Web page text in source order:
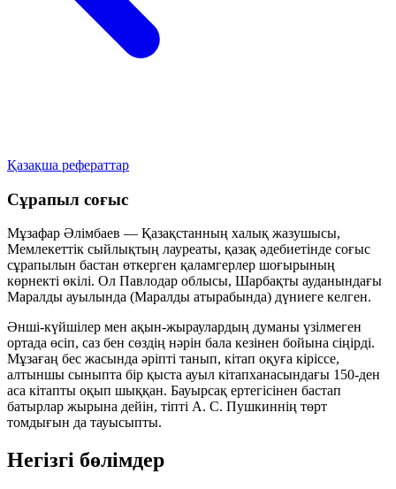
Қазақша рефераттар
Сұрапыл соғыс
Мұзафар Әлімбаев — Қазақстанның халық жазушысы,
Мемлекеттік сыйлықтың лауреаты, қазақ әдебиетінде соғыс
сұрапылын бастан өткерген қаламгерлер шоғырының
көрнекті өкілі. Ол Павлодар облысы, Шарбақты ауданындағы
Маралды ауылында (Маралды атырабында) дүниеге келген.
Әнші-күйшілер мен ақын-жыраулардың думаны үзілмеген
ортада өсіп, саз бен сөздің нәрін бала кезінен бойына сіңірді.
Мұзағаң бес жасында әріпті танып, кітап оқуға кіріссе,
алтыншы сыныпта бір қыста ауыл кітапханасындағы 150-ден
аса кітапты оқып шыққан. Бауырсақ ертегісінен бастап
батырлар жырына дейін, тіпті А. С. Пушкиннің төрт
томдығын да тауысыпты.
Негізгі бөлімдер